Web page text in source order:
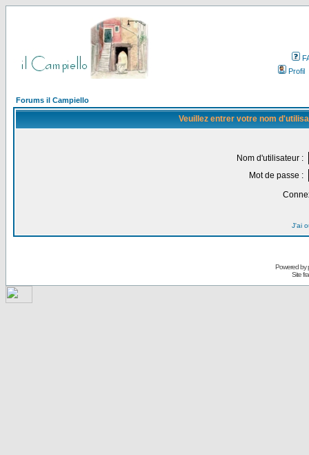
Profil
Forums il Campiello
Veuillez entrer votre nom
Nom d'utilisateur :
Mot de passe :
J'ai
Powered by
Site